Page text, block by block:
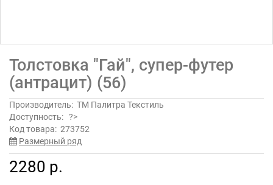
Толстовка "Гай", супер-футер
(антрацит) (56)
Производитель: ТМ Палитра Текстиль
Доступность: ?>
Код товара: 273752
Размерный ряд
2280 р.